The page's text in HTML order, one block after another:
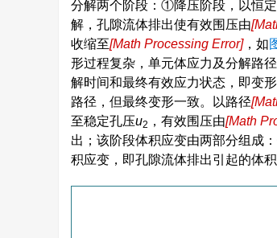
分解两个阶段：①降压阶段，以恒
解，孔隙流体排出使有效围压由[
收缩至[Math Processing Error]
V 1 ，如
形过程复杂，单元体应力及分解路
解时间和最终有效应力状态，即变
路径，但最终变形一致。以路径[
至稳定孔压u2 ，有效围压由[Math
σ 31′
出；该阶段体积应变由两部分组成
积应变，即孔隙流体排出引起的体